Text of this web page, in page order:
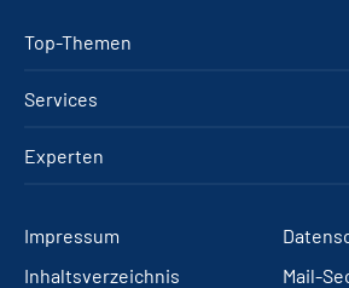
Top-Themen
Services
Experten
Impressum
Inhaltsverzeichnis
Mail-